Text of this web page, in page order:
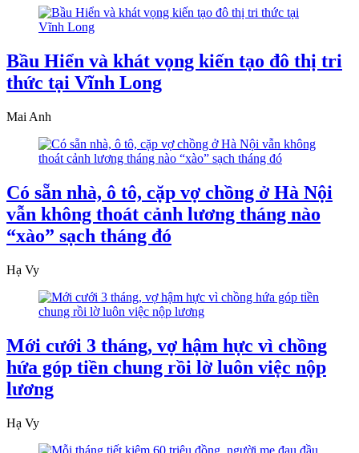
Bầu Hiển và khát vọng kiến tạo đô thị tri
thức tại Vĩnh Long
Mai Anh
Có sẵn nhà, ô tô, cặp vợ chồng ở Hà Nội
vẫn không thoát cảnh lương tháng nào
“xào” sạch tháng đó
Hạ Vy
Mới cưới 3 tháng, vợ hậm hực vì chồng
hứa góp tiền chung rồi lờ luôn việc nộp
lương
Hạ Vy